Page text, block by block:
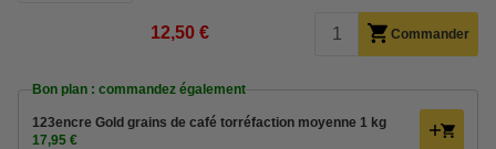
12,50 € Commander
Bon plan : commandez également
123encre Gold grains de café torréfaction moyenne 1 kg
17,95 €